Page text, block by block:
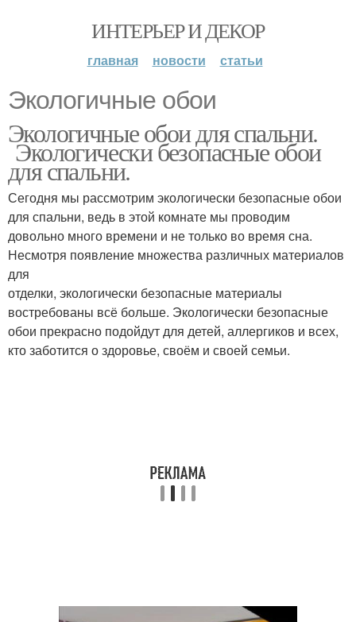
ИНТЕРЬЕР И ДЕКОР
главная новости статьи
Экологичные обои
Экологичные обои для спальни.
Экологически безопасные обои
для спальни.
Сегодня мы рассмотрим экологически безопасные обои
для спальни, ведь в этой комнате мы проводим
довольно много времени и не только во время сна.
Несмотря появление множества различных материалов
для
отделки, экологически безопасные материалы
востребованы всё больше. Экологически безопасные
обои прекрасно подойдут для детей, аллергиков и всех,
кто заботится о здоровье, своём и своей семьи.